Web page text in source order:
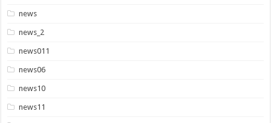
news
news_2
news011
news06
news10
news11